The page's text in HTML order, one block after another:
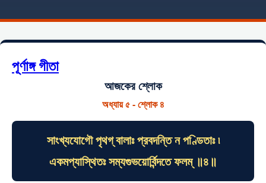
পূর্ণাঙ্গ গীতা
আজকের শ্লোক
অধ্যায় ৫ - শ্লোক ৪
সাংখ্যযোগৌ পৃথগ্ বালাঃ প্রবদন্তি ন পণ্ডিতাঃ ৷
একমপ্যাস্থিতঃ সম্যগুভয়োর্বিন্দতে ফলম্ ॥৪॥